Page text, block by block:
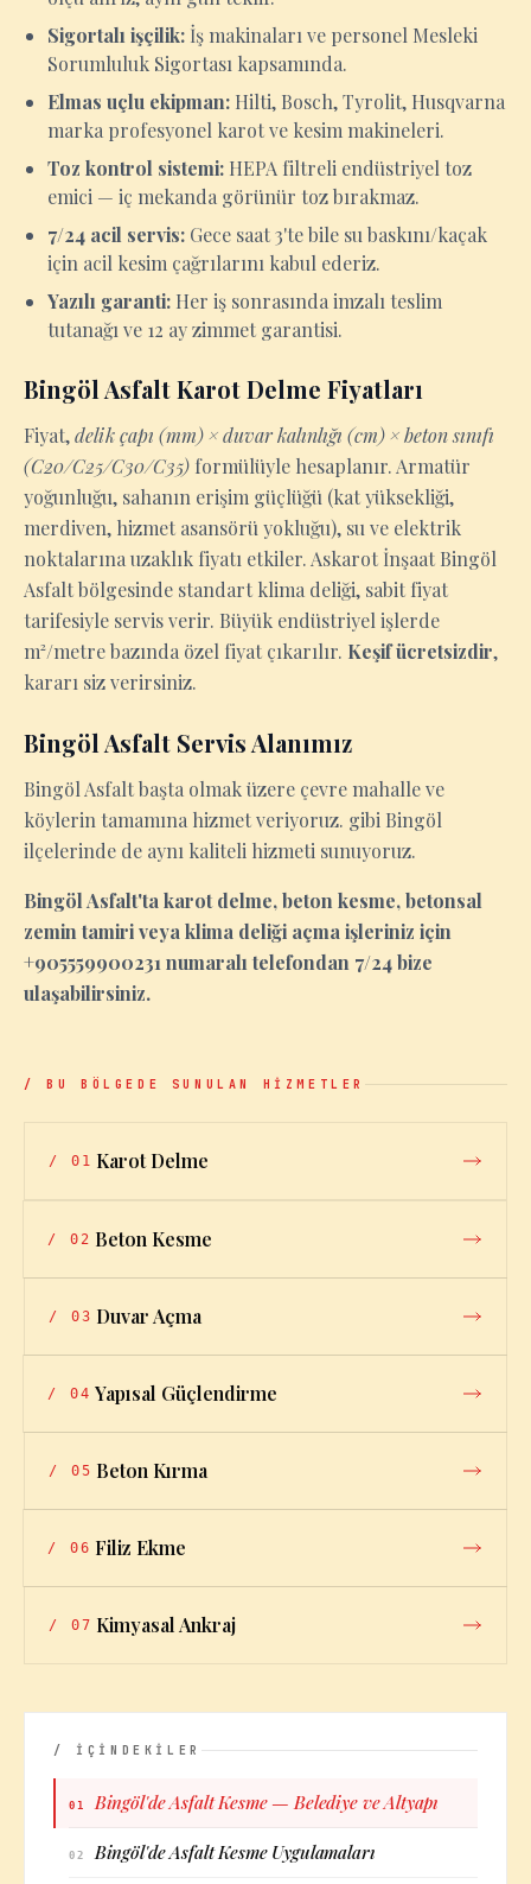
Sigortalı işçilik: İş makinaları ve personel Mesleki
Sorumluluk Sigortası kapsamında.
Elmas uçlu ekipman: Hilti, Bosch, Tyrolit, Husqvarna
marka profesyonel karot ve kesim makineleri.
Toz kontrol sistemi: HEPA filtreli endüstriyel toz
emici — iç mekanda görünür toz bırakmaz.
7/24 acil servis: Gece saat 3'te bile su baskını/kaçak
için acil kesim çağrılarını kabul ederiz.
Yazılı garanti: Her iş sonrasında imzalı teslim
tutanağı ve 12 ay zimmet garantisi.
Bingöl Asfalt Karot Delme Fiyatları
Fiyat,delik çapı (mm) × duvar kalınlığı (cm) × beton sınıfı
(C20/C25/C30/C35) formülüyle hesaplanır. Armatür
yoğunluğu, sahanın erişim güçlüğü (kat yüksekliği,
merdiven, hizmet asansörü yokluğu), su ve elektrik
noktalarına uzaklık fiyatı etkiler. Askarot İnşaat Bingöl
Asfalt bölgesinde standart klima deliği, sabit fiyat
tarifesiyle servis verir. Büyük endüstriyel işlerde
m²/metre bazında özel fiyat çıkarılır. Keşif ücretsizdir,
kararı siz verirsiniz.
Bingöl Asfalt Servis Alanımız
Bingöl Asfalt başta olmak üzere çevre mahalle ve
köylerin tamamına hizmet veriyoruz. gibi Bingöl
ilçelerinde de aynı kaliteli hizmeti sunuyoruz.
Bingöl Asfalt'ta karot delme, beton kesme, betonsal
zemin tamiri veya klima deliği açma işleriniz için
+905559900231 numaralı telefondan 7/24 bize
ulaşabilirsiniz.
/ BU BÖLGEDE SUNULAN HİZMETLER
/ 01 Karot Delme
/ 02 Beton Kesme
/ 03 Duvar Açma
/ 04 Yapısal Güçlendirme
/ 05 Beton Kırma
/ 06 Filiz Ekme
/ 07 Kimyasal Ankraj
/ İÇİNDEKİLER
01 Bingöl'de Asfalt Kesme — Belediye ve Altyapı
02 Bingöl'de Asfalt Kesme Uygulamaları